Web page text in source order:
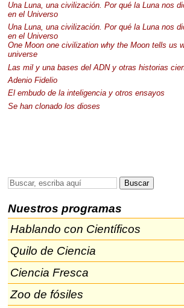
Una Luna, una civilización. Por qué la Luna nos
en el Universo
Una Luna, una civilización. Por qué la Luna nos
en el Universo
One Moon one civilization why the Moon tells us
universe
Las mil y una bases del ADNy otras historias
Adenio Fidelio
El embudo de la inteligencia y otros ensayos
Se han clonado los dioses
Nuestros programas
Hablando con Científicos
Quilo de Ciencia
Ciencia Fresca
Zoo de fósiles